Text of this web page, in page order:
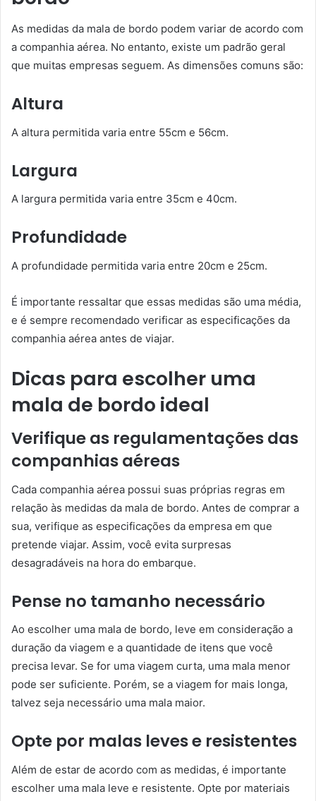
As medidas da mala de bordo podem variar de acordo com
a companhia aérea. No entanto, existe um padrão geral
que muitas empresas seguem. As dimensões comuns são:
Altura
A altura permitida varia entre 55cm e 56cm.
Largura
A largura permitida varia entre 35cm e 40cm.
Profundidade
A profundidade permitida varia entre 20cm e 25cm.
É importante ressaltar que essas medidas são uma média,
e é sempre recomendado verificar as especificações da
companhia aérea antes de viajar.
Dicas para escolher uma
mala de bordo ideal
Verifique as regulamentações das
companhias aéreas
Cada companhia aérea possui suas próprias regras em
relação às medidas da mala de bordo. Antes de comprar a
sua, verifique as especificações da empresa em que
pretende viajar. Assim, você evita surpresas
desagradáveis na hora do embarque.
Pense no tamanho necessário
Ao escolher uma mala de bordo, leve em consideração a
duração da viagem e a quantidade de itens que você
precisa levar. Se for uma viagem curta, uma mala menor
pode ser suficiente. Porém, se a viagem for mais longa,
talvez seja necessário uma mala maior.
Opte por malas leves e resistentes
Além de estar de acordo com as medidas, é importante
escolher uma mala leve e resistente. Opte por materiais